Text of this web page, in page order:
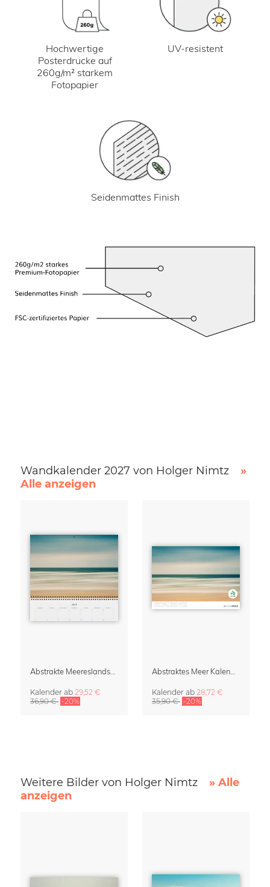
Hochwertige
Posterdrucke auf
260g/m² starkem
Fotopapier
UV-resistent
Seidenmattes Finish
Wandkalender 2027 von Holger Nimtz
»
Alle anzeigen
Abstrakte Meereslandschaften Klappkalender & Organizer 2027
Kalender ab 29,52 €
36,90 € -20%
Abstraktes Meer Kalender 2027
Kalender ab 28,72 €
35,90 € -20%
Weitere Bilder von Holger Nimtz
» Alle
anzeigen